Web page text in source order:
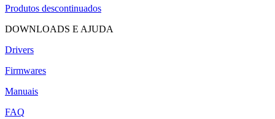
Produtos descontinuados
DOWNLOADS E AJUDA
Drivers
Firmwares
Manuais
FAQ